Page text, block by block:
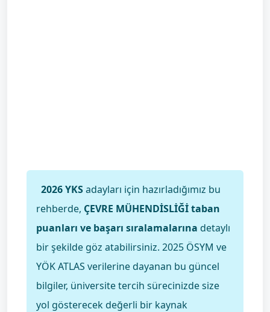
2026 YKSadayları için hazırladığımız bu
rehberde, ÇEVRE MÜHENDİSLİĞİ taban
puanları ve başarı sıralamalarına detaylı
bir şekilde göz atabilirsiniz. 2025 ÖSYM ve
YÖK ATLAS verilerine dayanan bu güncel
bilgiler, üniversite tercih sürecinizde size
yol gösterecek değerli bir kaynak